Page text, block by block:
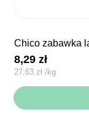
chico zabawka
8,29zł
27,63 zł /kg